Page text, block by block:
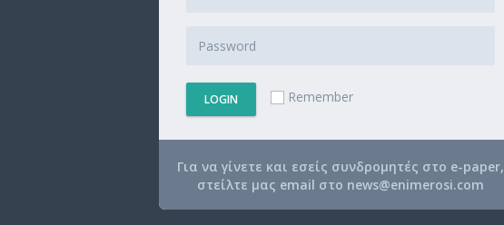
LOGIN Remember
Για να γίνετε και εσείς συνδρομητές στο e-paper,
στείλτε μας email στο news@enimerosi.com